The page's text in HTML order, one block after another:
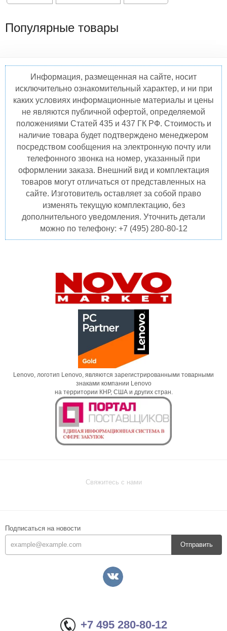
Популярные товары
Информация, размещенная на сайте, носит
исключительно ознакомительный характер, и ни при
каких условиях информационные материалы и цены
не являются публичной офертой, определяемой
положениями Статей 435 и 437 ГК РФ. Стоимость и
наличие товара будет подтверждено менеджером
посредством сообщения на электронную почту или
телефонного звонка на номер, указанный при
оформлении заказа. Внешний вид и комплектация
товаров могут отличаться от представленных на
сайте. Изготовитель оставляет за собой право
изменять текущую комплектацию, без
дополнительного уведомления. Уточнить детали
можно по телефону: +7 (495) 280-80-12
Lenovo, логотип Lenovo, являются зарегистрированными товарными
знаками компании Lenovo
на территории КНР, США и других стран.
Свяжитесь с нами
Подписаться на новости
Отправить
+7 495 280-80-12